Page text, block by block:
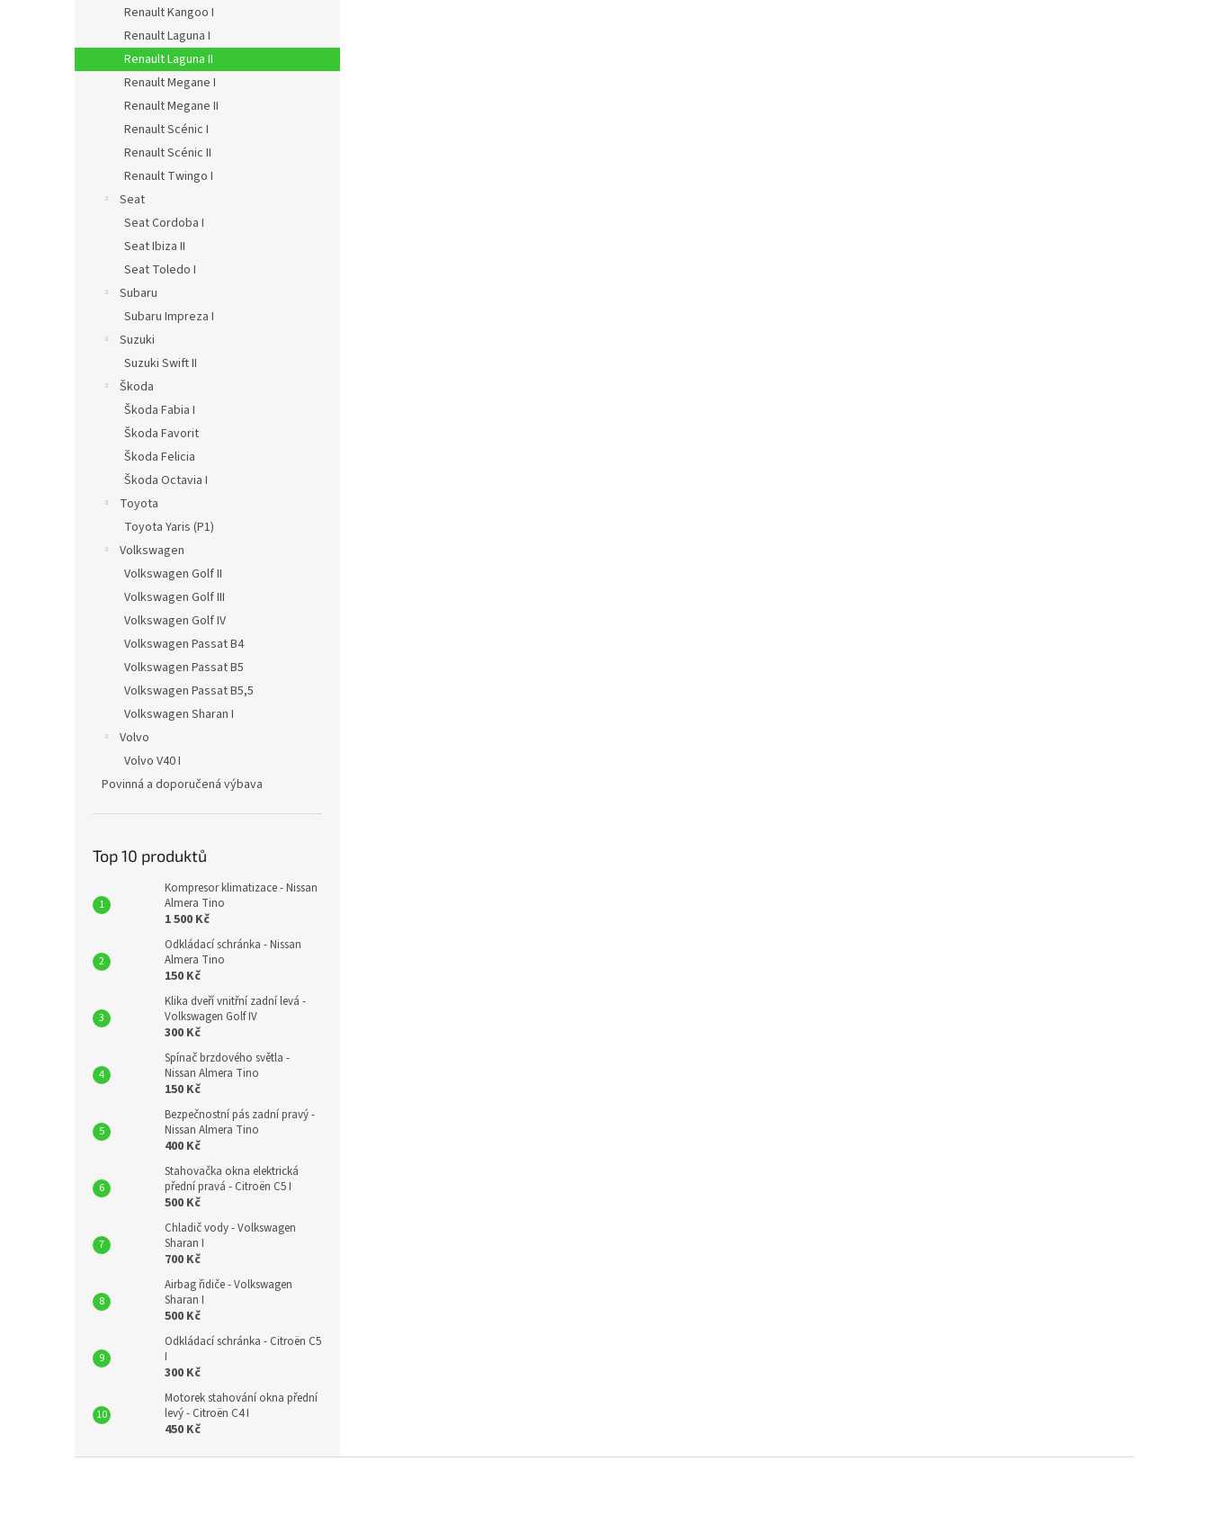
Renault Kangoo I
Renault Laguna I
Renault Laguna II
Renault Megane I
Renault Megane II
Renault Scénic I
Renault Scénic II
Renault Twingo I
Seat
Seat Cordoba I
Seat Ibiza II
Seat Toledo I
Subaru
Subaru Impreza I
Suzuki
Suzuki Swift II
Škoda
Škoda Fabia I
Škoda Favorit
Škoda Felicia
Škoda Octavia I
Toyota
Toyota Yaris (P1)
Volkswagen
Volkswagen Golf II
Volkswagen Golf III
Volkswagen Golf IV
Volkswagen Passat B4
Volkswagen Passat B5
Volkswagen Passat B5,5
Volkswagen Sharan I
Volvo
Volvo V40 I
Povinná a doporučená výbava
Top 10 produktů
Kompresor klimatizace - Nissan
Almera Tino
1 500 Kč
Odkládací schránka - Nissan
Almera Tino
150 Kč
Klika dveří vnitřní zadní levá -
Volkswagen Golf IV
300 Kč
Spínač brzdového světla -
Nissan Almera Tino
150 Kč
Bezpečnostní pás zadní pravý -
Nissan Almera Tino
400 Kč
Stahovačka okna elektrická
přední pravá - Citroën C5 I
500 Kč
Chladič vody - Volkswagen
Sharan I
700 Kč
Airbag řidiče - Volkswagen
Sharan I
500 Kč
Odkládací schránka - Citroën C5
I
300 Kč
Motorek stahování okna přední
levý - Citroën C4 I
450 Kč